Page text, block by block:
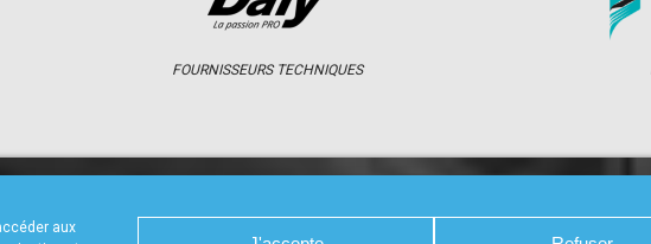
aux
FOURNISSEURS TECHNIQUES
CALENDRIER RÉSULTATS PHOTOS / WEB TV